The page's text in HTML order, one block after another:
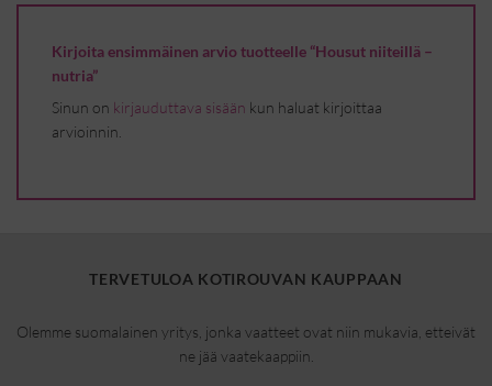
Kirjoita ensimmäinen arvio tuotteelle “Housut niiteillä –
nutria”
Sinun on kirjauduttava sisään kun haluat kirjoittaa
arvioinnin.
TERVETULOA KOTIROUVAN KAUPPAAN
Olemme suomalainen yritys, jonka vaatteet ovat niin mukavia, etteivät
ne jää vaatekaappiin.